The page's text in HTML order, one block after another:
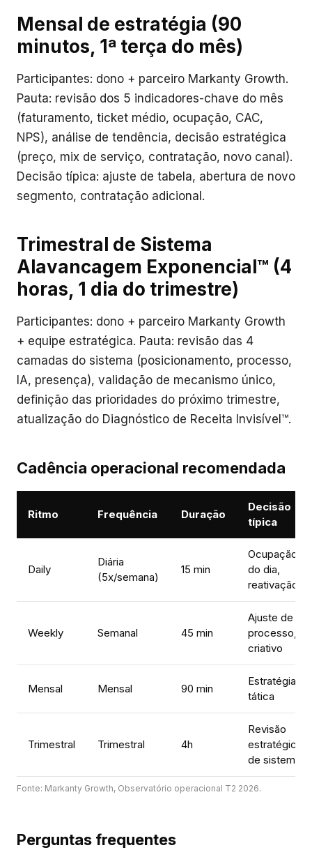
Mensal de estratégia (90
minutos, 1ª terça do mês)
Participantes: dono + parceiro Markanty Growth.
Pauta: revisão dos 5 indicadores-chave do mês
(faturamento, ticket médio, ocupação, CAC,
NPS), análise de tendência, decisão estratégica
(preço, mix de serviço, contratação, novo canal).
Decisão típica: ajuste de tabela, abertura de novo
segmento, contratação adicional.
Trimestral de Sistema
Alavancagem Exponencial™ (4
horas, 1 dia do trimestre)
Participantes: dono + parceiro Markanty Growth
+ equipe estratégica. Pauta: revisão das 4
camadas do sistema (posicionamento, processo,
IA, presença), validação de mecanismo único,
definição das prioridades do próximo trimestre,
atualização do Diagnóstico de Receita Invisível™.
Cadência operacional recomendada
Ritmo Frequência Duração
Decisão
típica
Daily
Diária
(5x/semana)
15 min
Ocupação
do dia,
reativação
Weekly Semanal 45 min
Ajuste de
processo,
criativo
Mensal Mensal 90 min
Estratégia
tática
Trimestral Trimestral 4h
Revisão
estratégica
de sistema
Fonte: Markanty Growth, Observatório operacional T2 2026.
Perguntas frequentes